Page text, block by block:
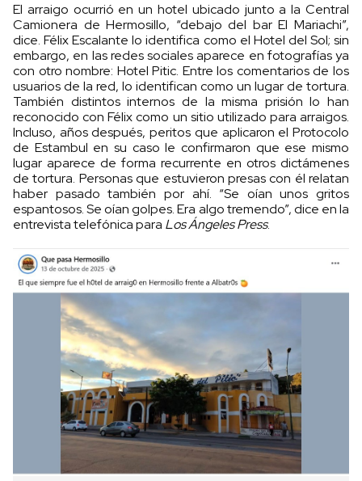
El arraigo ocurrió en un hotel ubicado junto a la Central
Camionera de Hermosillo, “debajo del bar El Mariachi”,
dice. Félix Escalante lo identifica como el Hotel del Sol; sin
embargo, en las redes sociales aparece en fotografías ya
con otro nombre: Hotel Pitic. Entre los comentarios de los
usuarios de la red, lo identifican como un lugar de tortura.
También distintos internos de la misma prisión lo han
reconocido con Félix como un sitio utilizado para arraigos.
Incluso, años después, peritos que aplicaron el Protocolo
de Estambul en su caso le confirmaron que ese mismo
lugar aparece de forma recurrente en otros dictámenes
de tortura. Personas que estuvieron presas con él relatan
haber pasado también por ahí. “Se oían unos gritos
espantosos. Se oían golpes. Era algo tremendo”, dice en la
entrevista telefónica para Los Ángeles Press.